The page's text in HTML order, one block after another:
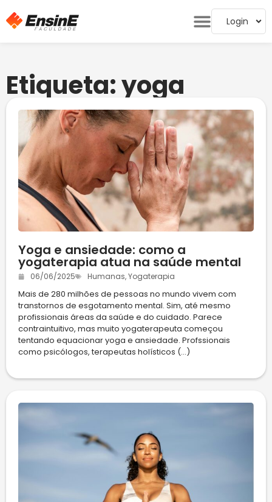
Login
Etiqueta: yoga
Yoga e ansiedade: como a
yogaterapia atua na saúde mental
06/06/2025 Humanas,Yogaterapia
Mais de 280 milhões de pessoas no mundo vivem com
transtornos de esgotamento mental. Sim, até mesmo
profissionais áreas da saúde e do cuidado. Parece
contraintuitivo, mas muito yogaterapeuta começou
tentando equacionar yoga e ansiedade. Profssionais
como psicólogos, terapeutas holísticos (...)